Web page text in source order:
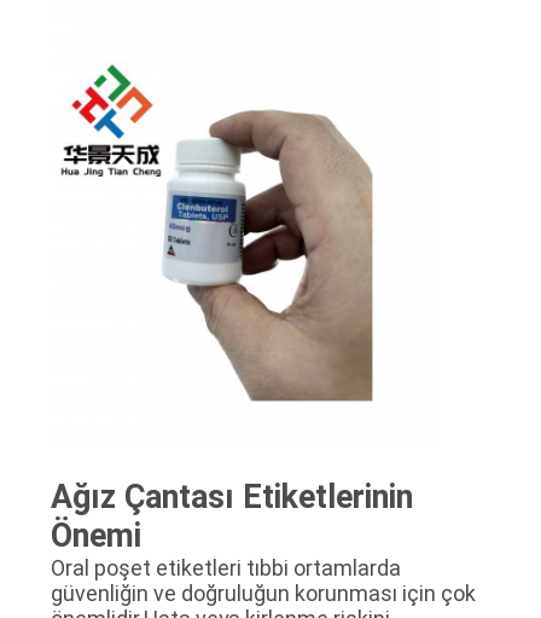
Ağız Çantası Etiketlerinin
Önemi
Oral poşet etiketleri tıbbi ortamlarda
güvenliğin ve doğruluğun korunması için çok